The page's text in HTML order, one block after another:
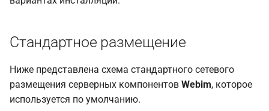
Стандартное размещение
Ниже представлена схема стандартного сетевого
размещения серверных компонентов Webim, которое
используется по умолчанию.